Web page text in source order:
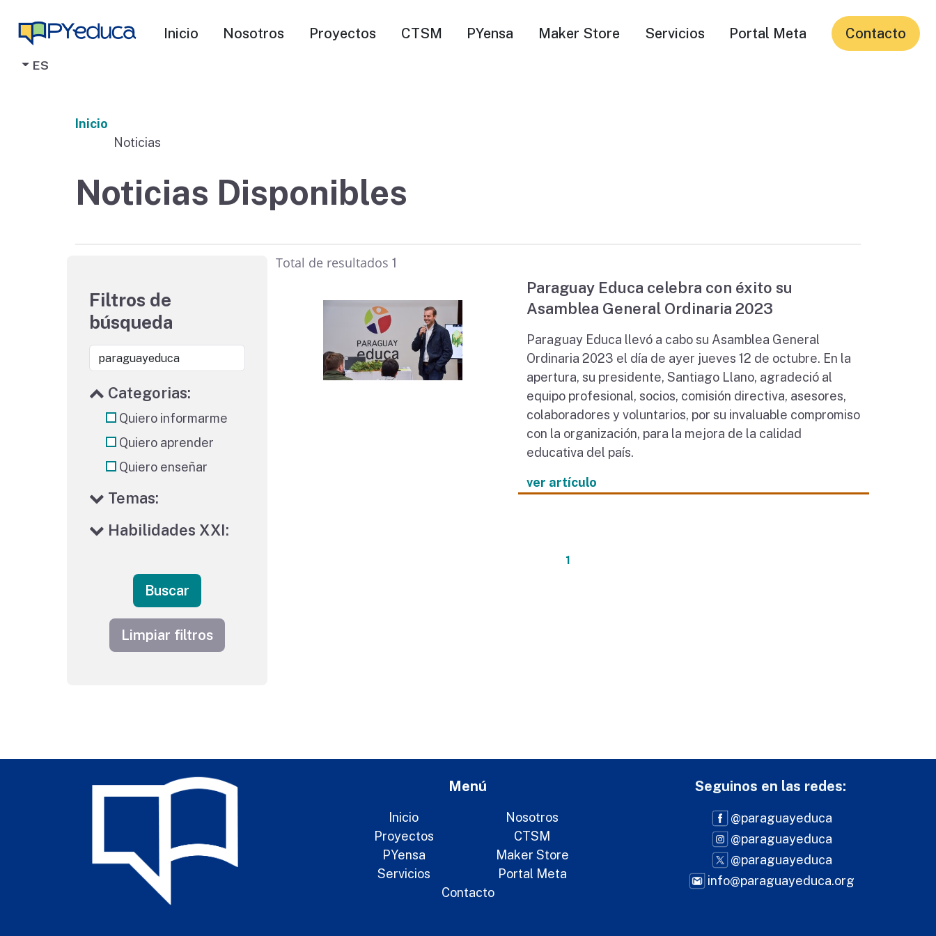
Inicio Nosotros Proyectos CTSM PYensa Maker Store Servicios Portal Meta Contacto
ES
Inicio
Noticias
Noticias Disponibles
Filtros de
búsqueda
Categorias:
Quiero informarme
Quiero aprender
Quiero enseñar
Temas:
Habilidades XXI:
Buscar
Limpiar filtros
Total de resultados 1
Paraguay Educa celebra con éxito su
Asamblea General Ordinaria 2023
Paraguay Educa llevó a cabo su Asamblea General
Ordinaria 2023 el día de ayer jueves 12 de octubre. En la
apertura, su presidente, Santiago Llano, agradeció al
equipo profesional, socios, comisión directiva, asesores,
colaboradores y voluntarios, por su invaluable compromiso
con la organización, para la mejora de la calidad
educativa del país.
ver artículo
1
Menú
Inicio
Nosotros
Proyectos
CTSM
PYensa
Maker Store
Servicios
Portal Meta
Contacto
Seguinos en las redes:
@paraguayeduca
@paraguayeduca
@paraguayeduca
info@paraguayeduca.org